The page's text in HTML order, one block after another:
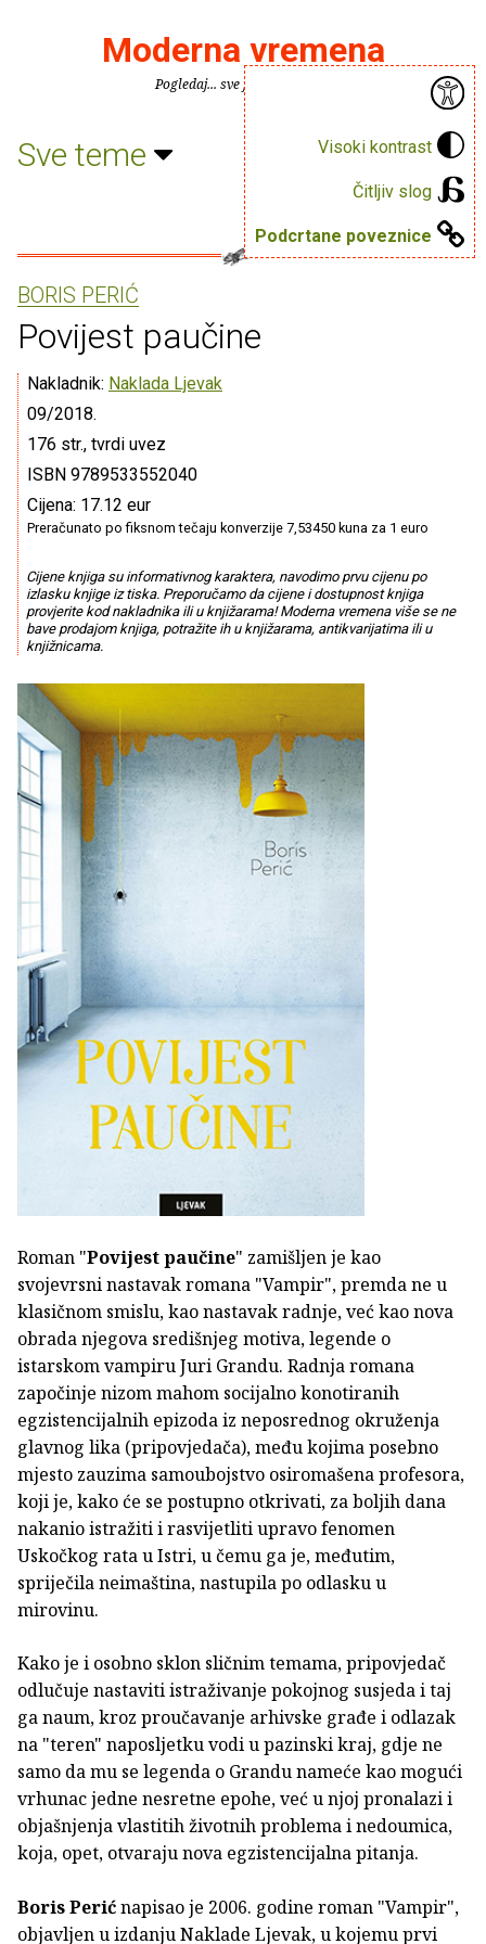
Visoki kontrast
Čitljiv slog
Podcrtane poveznice
Moderna vremena
Pogledaj... sve je puno knjiga.
Sve teme
BORIS PERIĆ
Povijest paučine
Nakladnik: Naklada Ljevak
09/2018.
176 str., tvrdi uvez
ISBN 9789533552040
Cijena: 17.12 eur
Preračunato po fiksnom tečaju konverzije 7,53450 kuna za 1 euro
Cijene knjiga su informativnog karaktera, navodimo prvu cijenu po
izlasku knjige iz tiska. Preporučamo da cijene i dostupnost knjiga
provjerite kod nakladnika ili u knjižarama! Moderna vremena više se ne
bave prodajom knjiga, potražite ih u knjižarama, antikvarijatima ili u
knjižnicama.
Roman "Povijest paučine" zamišljen je kao
svojevrsni nastavak romana "Vampir", premda ne u
klasičnom smislu, kao nastavak radnje, već kao nova
obrada njegova središnjeg motiva, legende o
istarskom vampiru Juri Grandu. Radnja romana
započinje nizom mahom socijalno konotiranih
egzistencijalnih epizoda iz neposrednog okruženja
glavnog lika (pripovjedača), među kojima posebno
mjesto zauzima samoubojstvo osiromašena profesora,
koji je, kako će se postupno otkrivati, za boljih dana
nakanio istražiti i rasvijetliti upravo fenomen
Uskočkog rata u Istri, u čemu ga je, međutim,
spriječila neimaština, nastupila po odlasku u
mirovinu.
Kako je i osobno sklon sličnim temama, pripovjedač
odlučuje nastaviti istraživanje pokojnog susjeda i taj
ga naum, kroz proučavanje arhivske građe i odlazak
na "teren" naposljetku vodi u pazinski kraj, gdje ne
samo da mu se legenda o Grandu nameće kao mogući
vrhunac jedne nesretne epohe, već u njoj pronalazi i
objašnjenja vlastitih životnih problema i nedoumica,
koja, opet, otvaraju nova egzistencijalna pitanja.
Boris Perićnapisao je 2006. godine roman "Vampir",
objavljen u izdanju Naklade Ljevak, u kojemu prvi